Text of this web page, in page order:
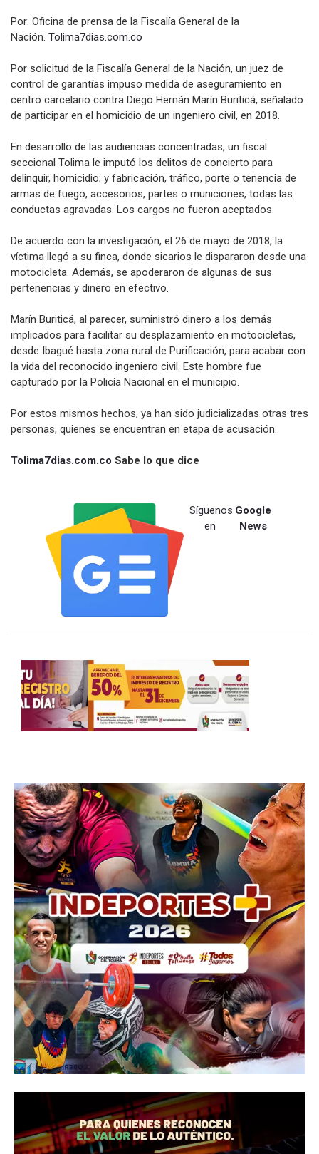
Por: Oficina de prensa de la Fiscalía General de la
Nación. Tolima7dias.com.co
Por solicitud de la Fiscalía General de la Nación, un juez de
control de garantías impuso medida de aseguramiento en
centro carcelario contra Diego Hernán Marín Buriticá, señalado
de participar en el homicidio de un ingeniero civil, en 2018.
En desarrollo de las audiencias concentradas, un fiscal
seccional Tolima le imputó los delitos de concierto para
delinquir, homicidio; y fabricación, tráfico, porte o tenencia de
armas de fuego, accesorios, partes o municiones, todas las
conductas agravadas. Los cargos no fueron aceptados.
De acuerdo con la investigación, el 26 de mayo de 2018, la
víctima llegó a su finca, donde sicarios le dispararon desde una
motocicleta. Además, se apoderaron de algunas de sus
pertenencias y dinero en efectivo.
Marín Buriticá, al parecer, suministró dinero a los demás
implicados para facilitar su desplazamiento en motocicletas,
desde Ibagué hasta zona rural de Purificación, para acabar con
la vida del reconocido ingeniero civil. Este hombre fue
capturado por la Policía Nacional en el municipio.
Por estos mismos hechos, ya han sido judicializadas otras tres
personas, quienes se encuentran en etapa de acusación.
Tolima7dias.com.co Sabe lo que dice
Síguenos
en
Google
News